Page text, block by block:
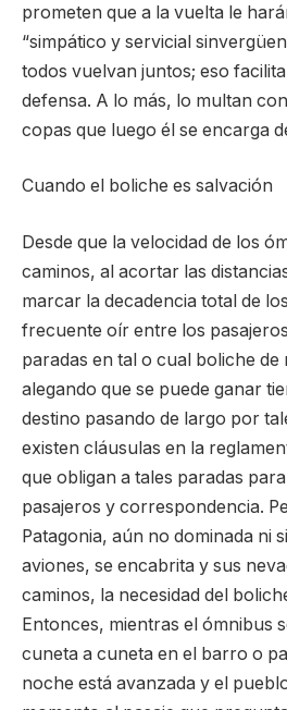
prometen que a la vuelta le
“simpático y servicial
todos vuelvan juntos; eso
defensa. A lo más, lo multan
copas que luego él se encarga
Cuando el boliche es salvación
Desde que la velocidad de los
caminos, al acortar las
marcar la decadencia total de
frecuente oír entre los
paradas en tal o cual boliche de
alegando que se puede ganar
destino pasando de largo por
existen cláusulas en la
que obligan a tales paradas
pasajeros y correspondencia.
Patagonia, aún no dominada ni
aviones, se encabrita y sus
caminos, la necesidad del
Entonces, mientras el ómnibus
cuneta a cuneta en el barro o
noche está avanzada y el